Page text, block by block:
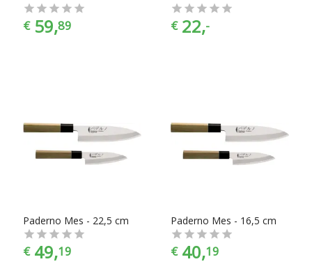
€ 59,89 € 22,-
Paderno Mes - 22,5 cm
€ 49,19
Paderno Mes - 16,5 cm
€ 40,19